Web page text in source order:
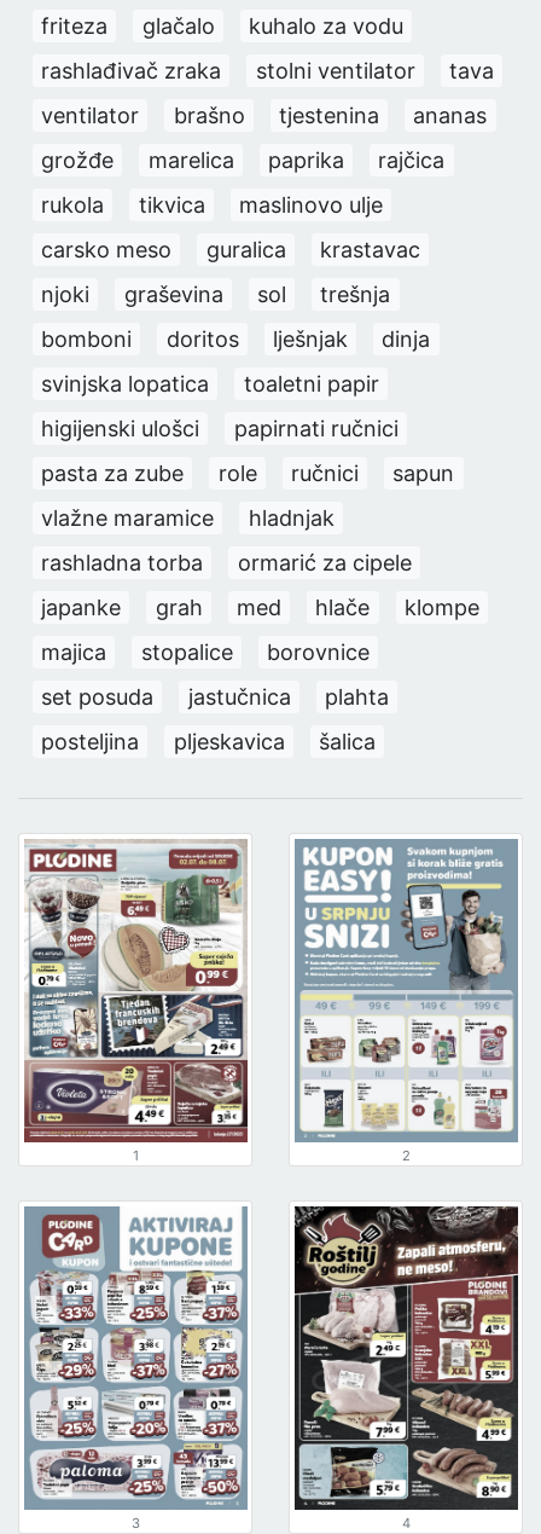
friteza
glačalo
kuhalo za vodu
rashlađivač zraka
stolni ventilator
tava
ventilator
brašno tjestenina
ananas
grožđe
marelica paprika
rajčica
rukola
tikvica
maslinovo ulje
carsko meso
guralica
krastavac
njoki
graševina sol
trešnja
bomboni
doritos lješnjak
dinja
svinjska lopatica
toaletni papir
higijenski ulošci
papirnati ručnici
pasta za zube
role ručnici
sapun
vlažne maramice
hladnjak
rashladna torba
ormarić za cipele
japanke
grah med hlače
klompe
majica
stopalice
borovnice
set posuda
jastučnica
plahta
posteljina
pljeskavica šalica
1 2
3 4